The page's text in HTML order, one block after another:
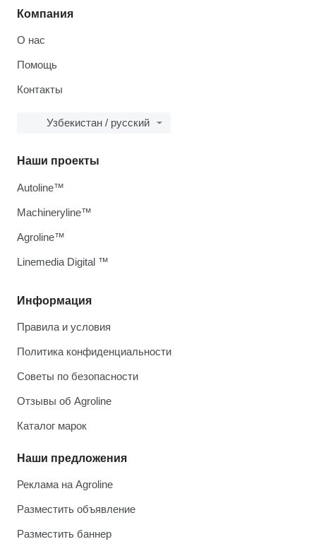
Компания
О нас
Помощь
Контакты
Узбекистан / русский
Информация
Правила и условия
Политика конфиденциальности
Советы по безопасности
Отзывы об Agroline
Каталог марок
Наши предложения
Реклама на Agroline
Разместить объявление
Разместить баннер
Наши проекты
Autoline™
Machineryline™
Agroline™
Linemedia Digital ™